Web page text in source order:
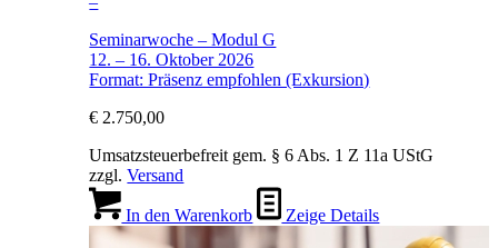
Seminarwoche – Modul G
12. – 16. Oktober 2026
Format: Präsenz empfohlen (Exkursion)
€ 2.750,00
Umsatzsteuerbefreit gem. § 6 Abs. 1 Z 11a UStG
zzgl.Versand
In den Warenkorb Zeige Details